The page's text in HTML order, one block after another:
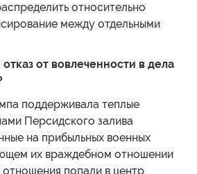
относительно
между отдельными
от вовлеченности в дела
поддерживала теплые
Персидского залива
на прибыльных военных
их враждебном отношении
попали в центр